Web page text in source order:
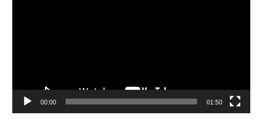
00:00 01:50